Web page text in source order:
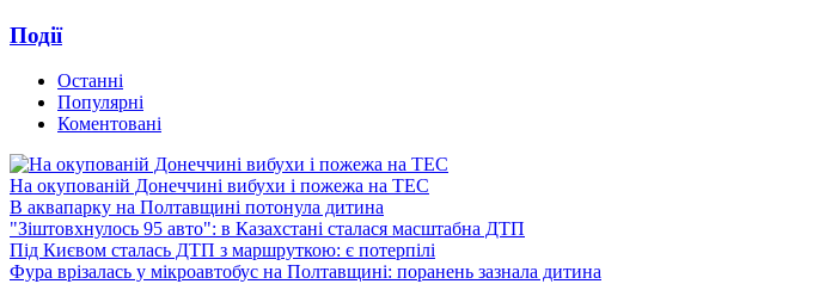
Події
Останні
Популярні
Коментовані
На окупованій Донеччині вибухи і пожежа на ТЕС
В аквапарку на Полтавщині потонула дитина
"Зіштовхнулось 95 авто": в Казахстані сталася масштабна ДТП
Під Києвом сталась ДТП з маршруткою: є потерпілі
Фура врізалась у мікроавтобус на Полтавщині: поранень зазнала дитина